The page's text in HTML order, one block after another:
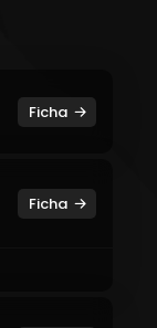
Ficha
Ficha